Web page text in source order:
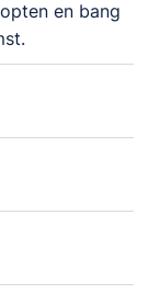
en bang